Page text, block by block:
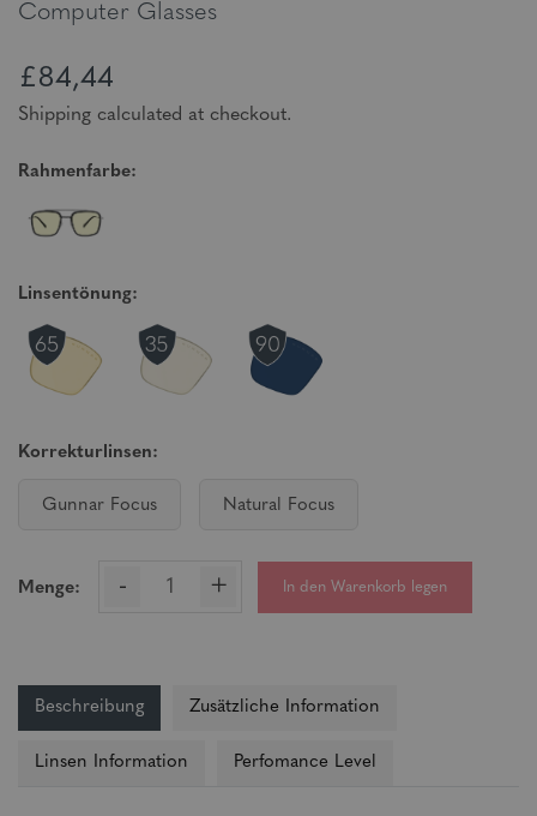
Computer Glasses
£84,44
Shipping calculated at checkout.
Rahmenfarbe:
Linsentönung:
Korrekturlinsen:
Gunnar Focus Natural Focus
Menge: - + In den Warenkorb legen
Beschreibung Zusätzliche Information
Linsen Information Perfomance Level